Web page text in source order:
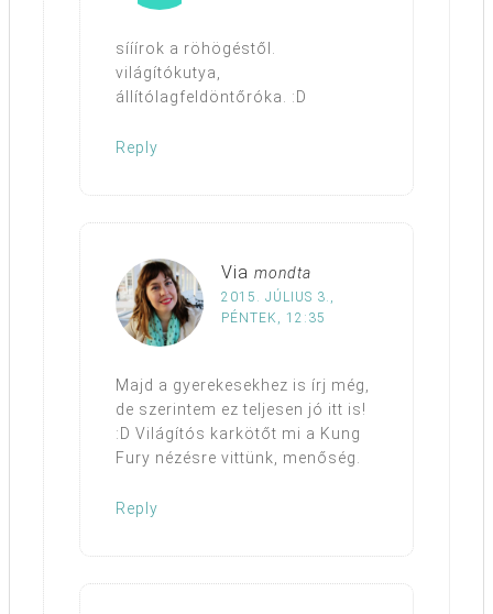
sííírok a röhögéstől.
világítókutya,
állítólagfeldöntőróka. :D
Reply
Via mondta
2015. JÚLIUS 3.,
PÉNTEK, 12:35
Majd a gyerekesekhez is írj még,
de szerintem ez teljesen jó itt is!
:D Világítós karkötőt mi a Kung
Fury nézésre vittünk, menőség.
Reply